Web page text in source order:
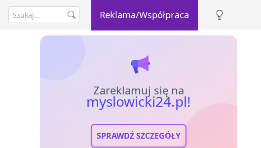
Reklama/Współpraca
Zareklamuj się na
myslowicki24.pl!
SPRAWDŹ SZCZEGÓŁY